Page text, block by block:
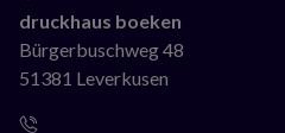
druckhaus boeken
Bürgerbuschweg 48
51381 Leverkusen